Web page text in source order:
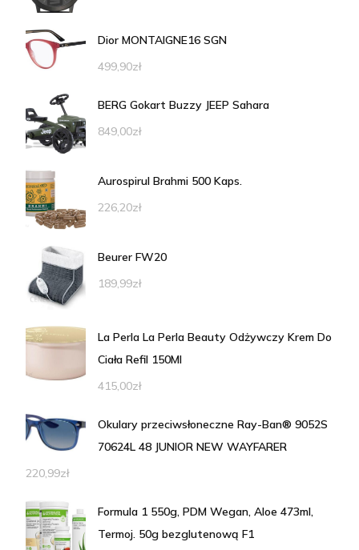
Dior MONTAIGNE16 SGN
499,90zł
BERG Gokart Buzzy JEEP Sahara
849,00zł
Aurospirul Brahmi 500 Kaps.
226,20zł
Beurer FW20
189,99zł
La Perla La Perla Beauty Odżywczy Krem Do
Ciała Refil 150Ml
415,00zł
Okulary przeciwsłoneczne Ray-Ban® 9052S
70624L 48 JUNIOR NEW WAYFARER
220,99zł
Formula 1 550g, PDM Wegan, Aloe 473ml,
Termoj. 50g bezglutenową F1